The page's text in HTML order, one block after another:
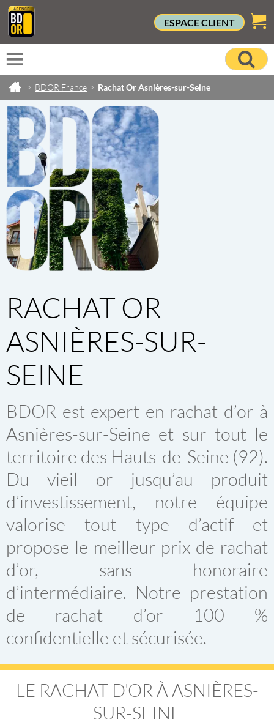
ESPACE CLIENT
> BDOR France > Rachat Or Asnières-sur-Seine
RACHAT OR
ASNIÈRES-SUR-
SEINE
BDOR est expert en rachat d’or à
Asnières-sur-Seine et sur tout le
territoire des Hauts-de-Seine (92).
Du vieil or jusqu’au produit
d’investissement, notre équipe
valorise tout type d’actif et
propose le meilleur prix de rachat
d’or, sans honoraire
d’intermédiaire. Notre prestation
de rachat d’or 100 %
confidentielle et sécurisée.
LE RACHAT D'OR À ASNIÈRES-
SUR-SEINE